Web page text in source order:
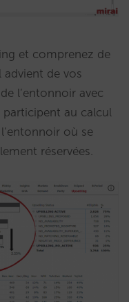
et comprenez de
advient de vos
l’entonnoir avec
participent au calcul
l’entonnoir où se
réservées.